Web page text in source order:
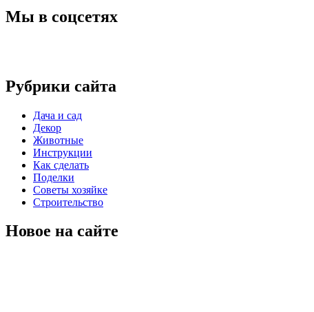
Мы в соцсетях
Рубрики сайта
Дача и сад
Декор
Животные
Инструкции
Как сделать
Поделки
Советы хозяйке
Строительство
Новое на сайте